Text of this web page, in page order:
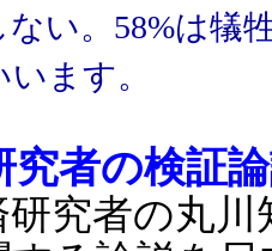
ない。58%は犠
ます。
究者の検証
研究者の丸